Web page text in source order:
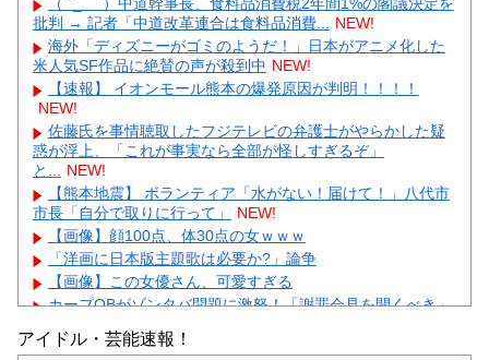
（ ´_ゝ`）中道幹事長、食料品消費税2年間1%の閣議決定を
批判 → 記者「中道改革連合は食料品消費... NEW!
海外「ディズニーがゴミのようだ！」日本がアニメ化した
米人気SF作品に絶賛の声が殺到中 NEW!
【速報】 イオンモール熊本の爆発原因が判明！！！！
NEW!
佐藤氏を事情聴取したフジテレビの弁護士がやらかした疑
惑が浮上、「これが事実なら全部が怪しすぎるぞ」
と... NEW!
【熊本地震】 ボランティア「水がない！届けて！」八代市
市長「自分で取りに行って」
NEW!
【画像】顔100点、体30点の女ｗｗｗ
「洋画に日本版主題歌は必要か?」論争
【画像】この女優さん、可愛すぎる
カープOBがゾンタバ問題に激怒！「謝罪会見を開くべき」
【画像】顔100点、体30点の女ｗｗｗ
アイドル・芸能速報！